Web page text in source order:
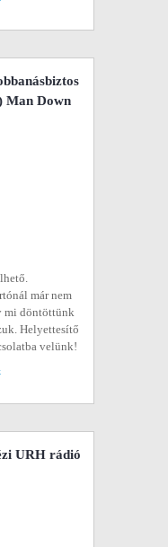
Man Down
már nem
mi döntöttünk
Helyettesítő
velünk!
URH rádió